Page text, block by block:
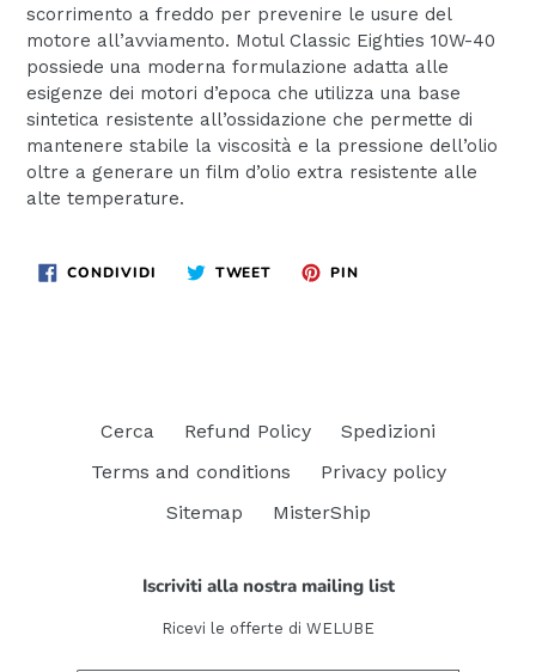
scorrimento a freddo per prevenire le usure del
motore all’avviamento. Motul Classic Eighties 10W-40
possiede una moderna formulazione adatta alle
esigenze dei motori d’epoca che utilizza una base
sintetica resistente all’ossidazione che permette di
mantenere stabile la viscosità e la pressione dell’olio
oltre a generare un film d’olio extra resistente alle
alte temperature.
CONDIVIDI CONDIVIDITWEET TWITTAPIN
Cerca Refund Policy
Spedizioni
Terms and conditions
Privacy policy
Sitemap
MisterShip
Iscriviti alla nostra mailing list
Ricevi le offerte di WELUBE